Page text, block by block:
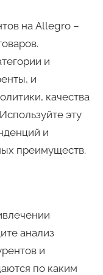
на Allegro –
и
и
качества
эту
и
преимуществ.
анализ
и
по каким